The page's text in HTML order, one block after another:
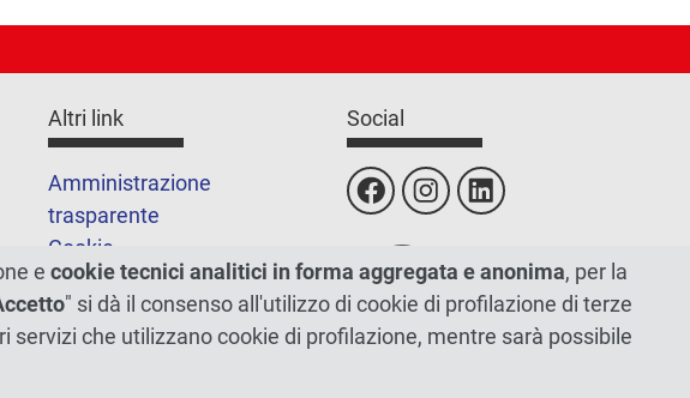
Altri link
Amministrazione
trasparente
Cookie
Mappa del sito
Social
e cookie tecnici analitici in forma aggregata e anonima, per la
" si dà il consenso all'utilizzo di cookie di profilazione di terze
servizi che utilizzano cookie di profilazione, mentre sarà possibile